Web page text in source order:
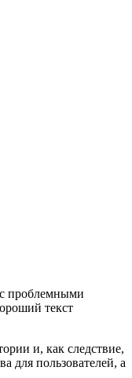
с проблемными
текст
и, как следствие,
для пользователей, а